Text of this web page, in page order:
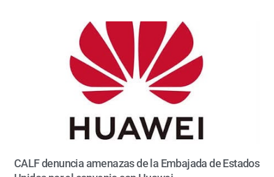
CALF denuncia amenazas de la Embajada de Estados